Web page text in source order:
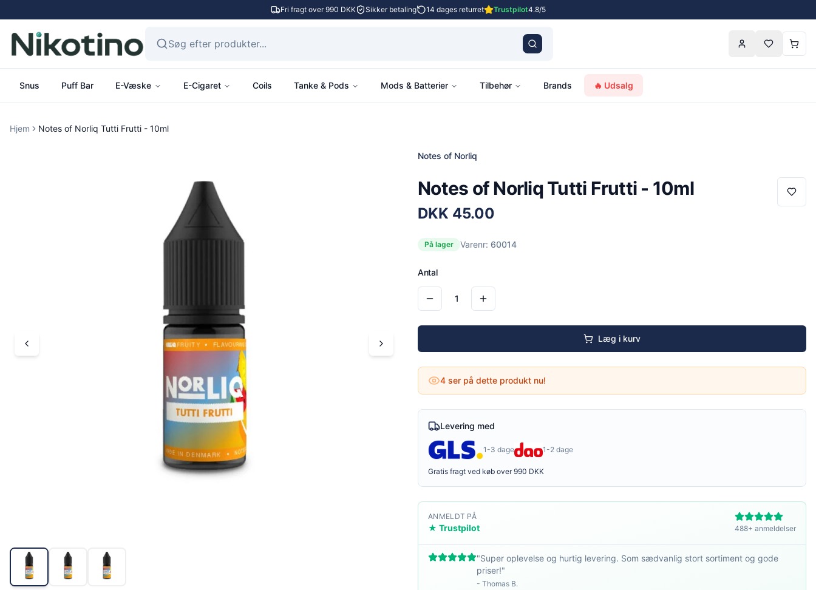
Fri fragt over 990 DKK Sikker betaling 14 dages returret Trustpilot4.8/5
Snus Puff Bar E-Væske E-Cigaret Coils Tanke & Pods Mods & Batterier Tilbehør Brands 🔥 Udsalg
Hjem Notes of Norliq Tutti Frutti - 10ml
Notes of Norliq
Notes of Norliq Tutti Frutti - 10ml
DKK 45.00
På lager Varenr: 60014
Antal
1
Læg i kurv
4 ser på dette produkt nu!
Levering med
1-3 dage 1-2 dage
Gratis fragt ved køb over 990 DKK
ANMELDT PÅ
★ Trustpilot 488+ anmeldelser
"Super oplevelse og hurtig levering. Som sædvanlig stort sortiment og gode
priser!"
- Thomas B.